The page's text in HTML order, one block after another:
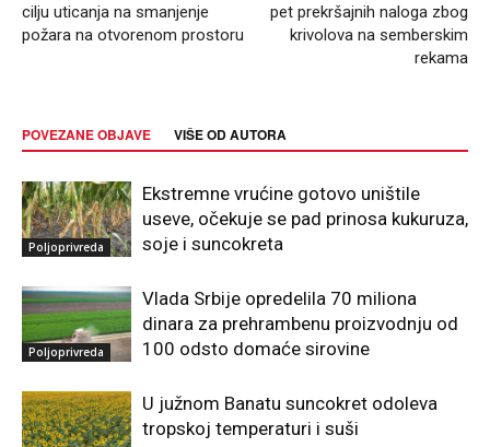
cilju uticanja na smanjenje
požara na otvorenom prostoru
pet prekršajnih naloga zbog
krivolova na semberskim
rekama
POVEZANE OBJAVE VIŠE OD AUTORA
Poljoprivreda
Ekstremne vrućine gotovo uništile
useve, očekuje se pad prinosa kukuruza,
soje i suncokreta
Poljoprivreda
Vlada Srbije opredelila 70 miliona
dinara za prehrambenu proizvodnju od
100 odsto domaće sirovine
U južnom Banatu suncokret odoleva
tropskoj temperaturi i suši